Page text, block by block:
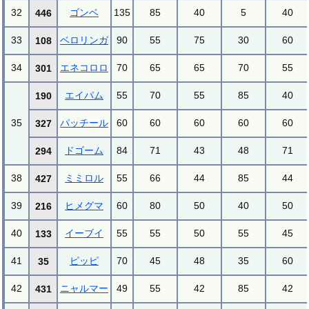
32 446 ゴンベ 135 85 40 5 40
33 108 ベロリンガ 90 55 75 30 60
34 301 エネコロロ 70 65 65 70 55
35
190 エイパム 55 70 55 85 40
327 パッチール 60 60 60 60 60
294 ドゴーム 84 71 43 48 71
38 427 ミミロル 55 66 44 85 44
39 216 ヒメグマ 60 80 50 40 50
40 133 イーブイ 55 55 50 55 45
41 35 ピッピ 70 45 48 35 60
42 431 ニャルマー 49 55 42 85 42